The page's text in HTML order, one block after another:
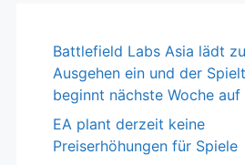
Battlefield Labs Asia lädt
Ausgehen ein und der
beginnt nächste Woche auf
EA plant derzeit keine
Preiserhöhungen für Spiele